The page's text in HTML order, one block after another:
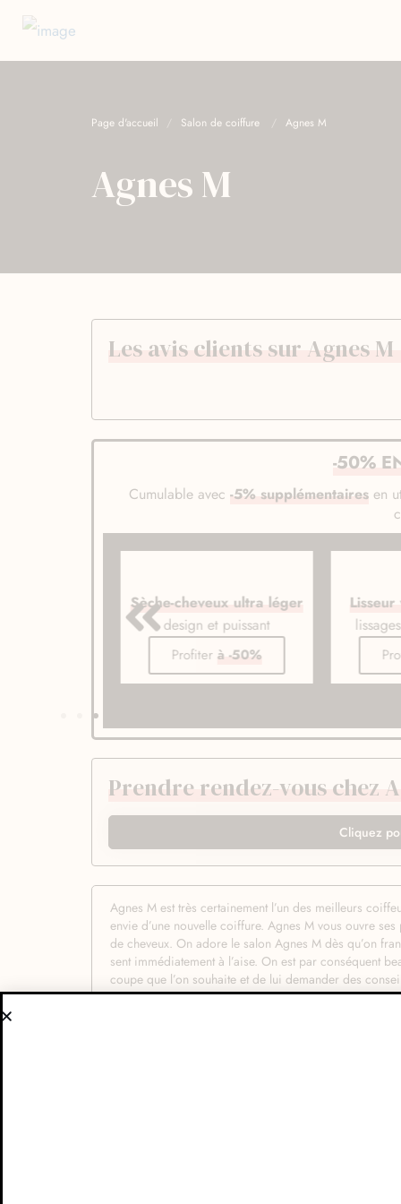
Page d'accueil Salon de coiffure Agnes M
Agnes M
Les avis clients sur Agnes M
-50%
Cumulable avec -5% supplémentairesen
Sèche-cheveux ultra léger
design et puissant
Profiter à -50%
Prendre rendez-vous chez
Cliquez
Agnes M est très certainement l’un des meilleurs
envie d’une nouvelle coiffure. Agnes M vous ouvre
de cheveux. On adore le salon Agnes M dès qu’on
sent immédiatement à l’aise. On est par conséquent
coupe que l’on souhaite et de lui demander des
agréable, soignée et d’une ambiance chaleureuse
chaque client est réellement unique et votre hôte met
simplement parfait. Votre nouvelle coupe ou couleur
utilisés par Agnes M. En effet, votre hôte vous fait
qu’il souhaite pour prendre soin de ses cheveux et